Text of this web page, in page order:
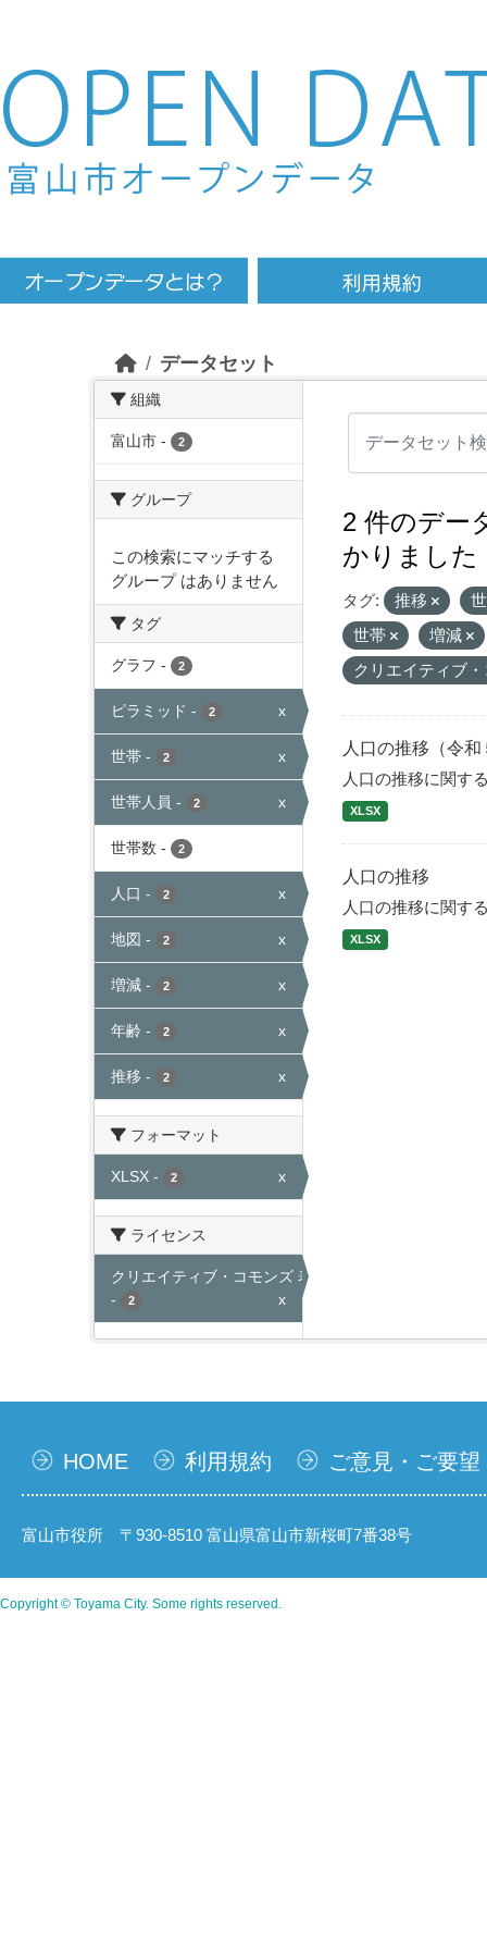
Skip to main content
データセット
組織
富山市 - 2
グループ
この検索にマッチする
グループ はありません
タグ
グラフ - 2
ピラミッド - 2 x
世帯 - 2 x
世帯人員 - 2 x
世帯数 - 2
人口 - 2 x
地図 - 2 x
増減 - 2 x
年齢 - 2 x
推移 - 2 x
フォーマット
XLSX - 2 x
ライセンス
クリエイティブ・コモンズ 表示
-
2 x
2 件のデー
かりました
タグ: 推移
世帯
増減
クリエイティブ
人口の推移（令和
人口の推移に関す
XLSX
人口の推移
人口の推移に関す
XLSX
HOME 利用規約 ご意見・ご要望
富山市役所 〒930-8510 富山県富山市新桜町7番38号
Copyright © Toyama City. Some rights reserved.